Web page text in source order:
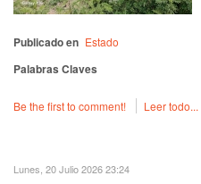
Publicado en Estado
Palabras Claves
Be the first to comment! Leer todo...
Lunes, 20 Julio 2026 23:24